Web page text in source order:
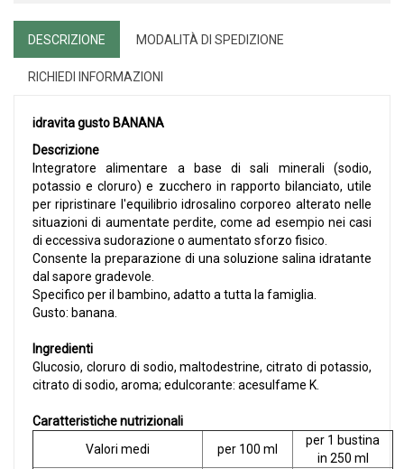
DESCRIZIONE MODALITÀ DI SPEDIZIONE
RICHIEDI INFORMAZIONI
idravita gusto BANANA
Descrizione
Integratore alimentare a base di sali minerali (sodio,
potassio e cloruro) e zucchero in rapporto bilanciato, utile
per ripristinare l'equilibrio idrosalino corporeo alterato nelle
situazioni di aumentate perdite, come ad esempio nei casi
di eccessiva sudorazione o aumentato sforzo fisico.
Consente la preparazione di una soluzione salina idratante
dal sapore gradevole.
Specifico per il bambino, adatto a tutta la famiglia.
Gusto: banana.
Ingredienti
Glucosio, cloruro di sodio, maltodestrine, citrato di potassio,
citrato di sodio, aroma; edulcorante: acesulfame K.
Caratteristiche nutrizionali
Valori medi
per 100 ml
per 1 bustina
in 250 ml